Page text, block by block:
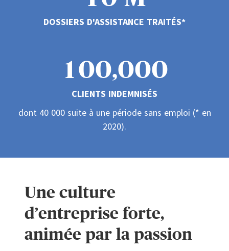
4
5
6
7
9
2
3
4
6
7
1
2
3
6
DOSSIERS D'ASSISTANCE TRAITÉS*
0
1
2
5
0
1
3
4
0
1
4
,0
1
4
0
1
4
0
1
4
CLIENTS INDEMNISÉS
dont 40 000 suite à une période sans emploi (* en
2020).
Une culture
d’entreprise forte,
animée par la passion